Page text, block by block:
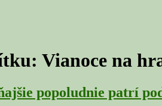
Vianoce na
popoludnie patrí